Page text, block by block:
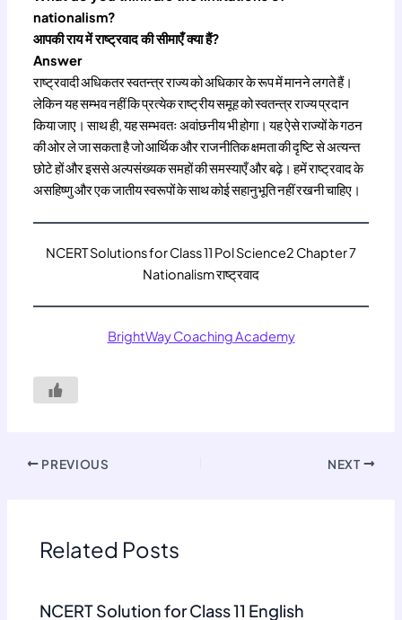
nationalism?
आपकी राय में राष्ट्रवाद की सीमाएँ क्या हैं?
Answer
राष्ट्रवादी अधिकतर स्वतन्त्र राज्य को अधिकार के रूप में मानने लगते हैं।
लेकिन यह सम्भव नहीं कि प्रत्येक राष्ट्रीय समूह को स्वतन्त्र राज्य प्रदान
किया जाए। साथ ही, यह सम्भवतः अवांछनीय भी होगा। यह ऐसे राज्यों के गठन
की ओर ले जा सकता है जो आर्थिक और राजनीतिक क्षमता की दृष्टि से अत्यन्त
छोटे हों और इससे अल्पसंख्यक समहों की समस्याएँ और बढ़े। हमें राष्ट्रवाद के
असहिष्णु और एक जातीय स्वरूपों के साथ कोई सहानुभूति नहीं रखनी चाहिए।
NCERT Solutions for Class 11 Pol Science2 Chapter 7
Nationalism राष्ट्रवाद
BrightWay Coaching Academy
PREVIOUS NEXT
Related Posts
NCERT Solution for Class 11 English